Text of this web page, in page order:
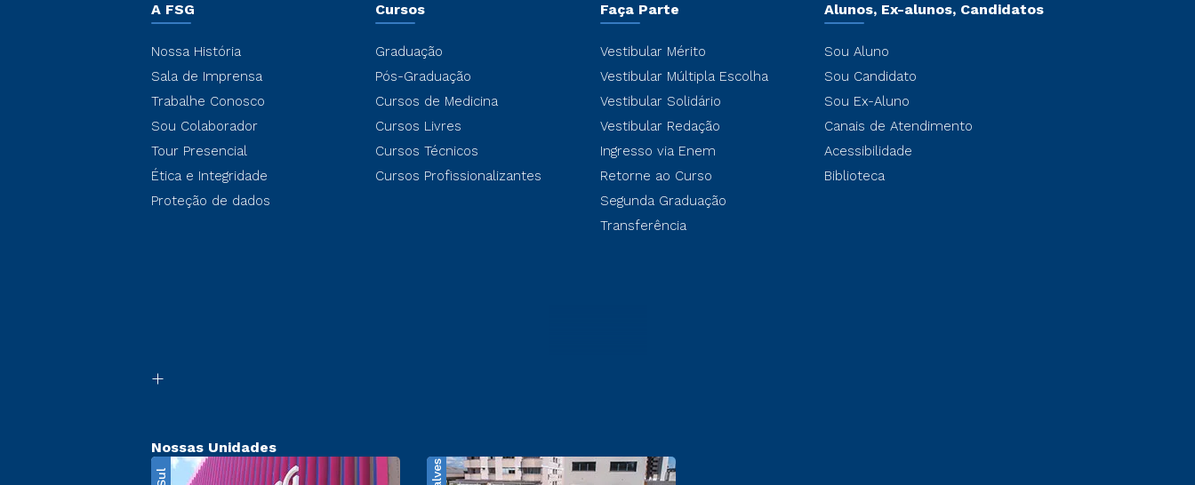
A FSG
Nossa História
Sala de Imprensa
Trabalhe Conosco
Sou Colaborador
Tour Presencial
Ética e Integridade
Proteção de dados
Cursos
Graduação
Pós-Graduação
Cursos de Medicina
Cursos Livres
Cursos Técnicos
Cursos Profissionalizantes
Faça Parte
Vestibular Mérito
Vestibular Múltipla Escolha
Vestibular Solidário
Vestibular Redação
Ingresso via Enem
Retorne ao Curso
Segunda Graduação
Transferência
Alunos, Ex-alunos, Candidatos
Sou Aluno
Sou Candidato
Sou Ex-Aluno
Canais de Atendimento
Acessibilidade
Biblioteca
Nossas Unidades